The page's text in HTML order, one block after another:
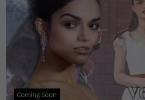
Coming Soon